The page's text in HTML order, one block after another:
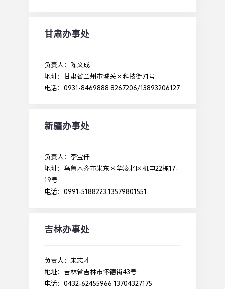
甘肃办事处
负责人：陈文成
地址：甘肃省兰州市城关区科技街71号
电话：0931-8469888 8267206/13893206127
新疆办事处
负责人：李宝仟
地址：乌鲁木齐市米东区华凌北区机电22栋17-
19号
电话：0991-5188223 13579801551
吉林办事处
负责人：宋志才
地址：吉林省吉林市怀德街43号
电话：0432-62455966 13704327175